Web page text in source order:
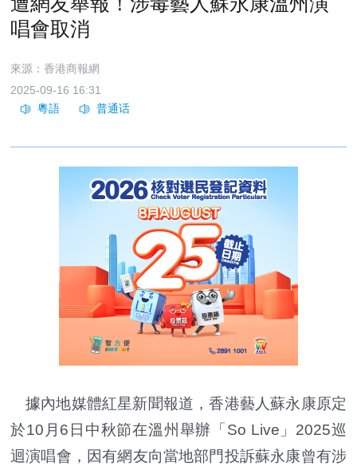
唱會取消
來源：香港商報網
2025-09-16 16:31
據內地媒體紅星新聞報道，香港藝人蘇永康原定
於10月6日中秋節在溫州舉辦「So Live」2025巡
迴演唱會，因有網友向當地部門投訴蘇永康曾有涉